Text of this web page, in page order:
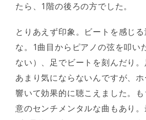
たら、1階の後ろの方でした。
とりあえず印象。ビートを感じ
な。1曲目からピアノの弦を叩い
ない）、足でビートを刻んだり
あまり気にならないんですが、ホ
響いて効果的に聴こえました。
意のセンチメンタルな曲もあり